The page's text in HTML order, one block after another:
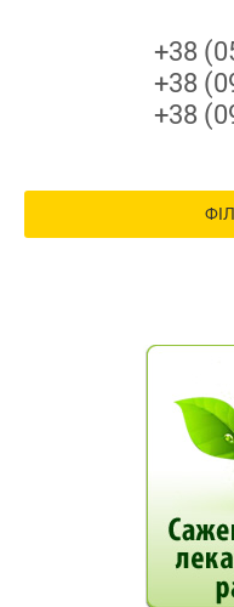
+38
+38
+38